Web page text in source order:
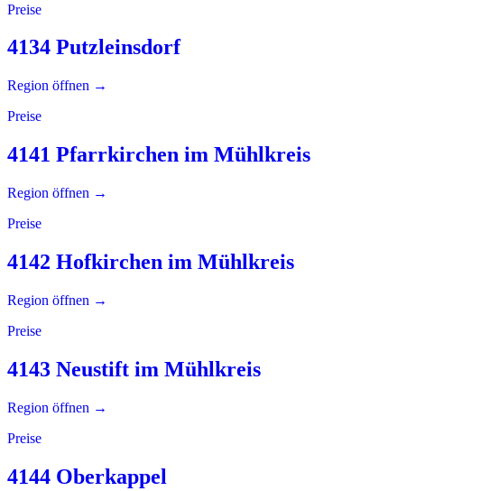
Preise
4134 Putzleinsdorf
Region öffnen →
Preise
4141 Pfarrkirchen im Mühlkreis
Region öffnen →
Preise
4142 Hofkirchen im Mühlkreis
Region öffnen →
Preise
4143 Neustift im Mühlkreis
Region öffnen →
Preise
4144 Oberkappel